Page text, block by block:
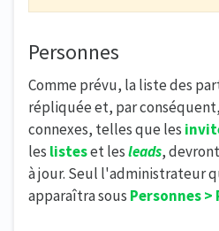
Personnes
Comme prévu, la liste des
répliquée et, par
connexes, telles que les
les listeset lesleads,
à jour. Seul l'administrateur
apparaîtra sous Personnes